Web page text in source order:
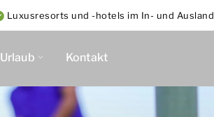
Luxusresorts und -hotels im In- und Ausland
Urlaub Kontakt